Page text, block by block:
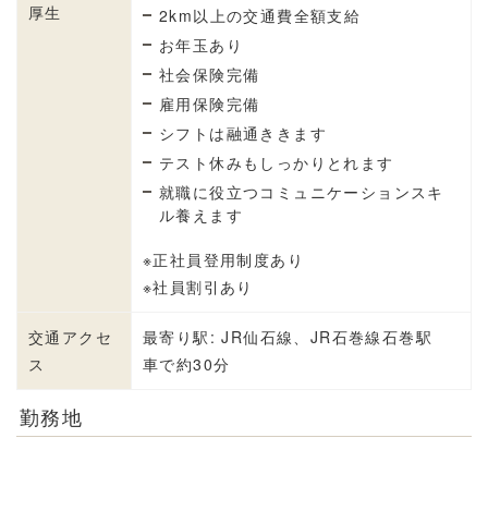
厚生
2km以上の交通費全額支給
お年玉あり
社会保険完備
雇用保険完備
シフトは融通ききます
テスト休みもしっかりとれます
就職に役立つコミュニケーションスキ
ル養えます
※正社員登用制度あり
※社員割引あり
交通アクセ
ス
最寄り駅: JR仙石線、JR石巻線石巻駅
車で約30分
勤務地